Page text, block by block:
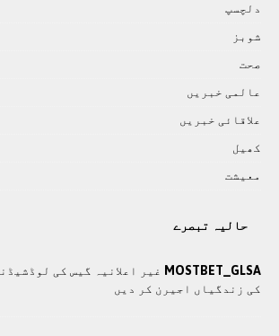
دلچسپ
شوبز
صحت
عالمی خبريں
علاقائی خبريں
کھيل
معيشت
حالیہ تبصرے
MOSTBET_GLSA غیر اعلانیہ گیس کی
کی زندگیاں اجیرن کر دیں